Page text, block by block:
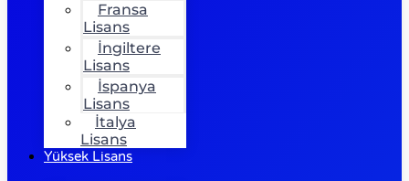
Fransa
Lisans
İngiltere
Lisans
İspanya
Lisans
İtalya
Lisans
Yüksek Lisans